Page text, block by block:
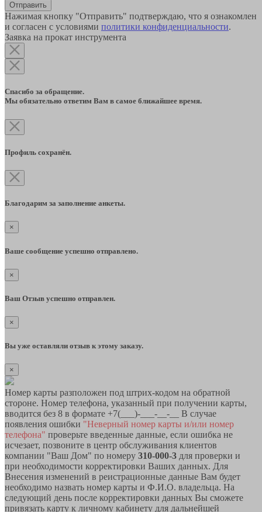
Отправить
Нажимая кнопку "Отправить" подтверждаю, что я ознакомлен
и согласен с условиями политики конфиденциальности.
Заявка на прокат инструмента
Спасибо за обращение.
Мы обязательно ответим Вам в самое ближайшее время.
Профиль сохранён.
Благодарим за заполнение анкеты.
×
Ваше сообщение успешно отправлено.
×
Ваш Отзыв успешно отправлен.
×
Вы уже оставляли отзыв к этому заказу.
×
Номер карты разположен под штрих-кодом на обратной
стороне. Номер телефона, указанный при получении карты,
вводится без 8 в формате +7(___)-___-__-__ В случае
появления ошибки "Неверный номер карты и/или номер
телефона" проверьте введенные данные, если ошибка не
исчезает, позвоните в центр обслуживания клиентов
компании "Ваш Дом" по номеру 310-000-3 для проверки и
при необходимости корректировки Ваших данных. Для
Внесения изменений в реистрационные данные Вам будет
необходимо назвать номер карты и Ф.И.О. владельца. На
следующий день после корректировки данных Вы сможете
привязать карту к личному кабинету для дальнейшей